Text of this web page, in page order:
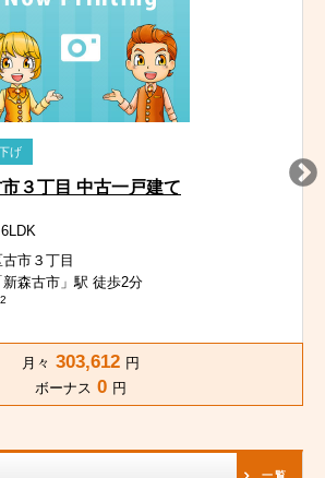
げ
３丁目 中古一戸建て
市３丁目
森古市」駅 徒歩2分
2
月々 303,612 円
ボーナス 0 円
一覧